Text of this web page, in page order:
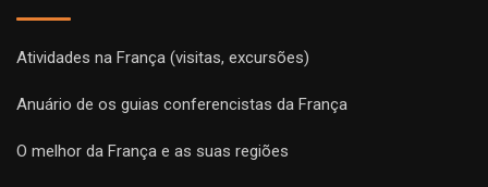
Atividades na França (visitas, excursões)
Anuário de os guias conferencistas da França
O melhor da França e as suas regiões